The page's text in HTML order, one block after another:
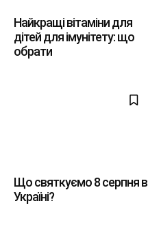
Найкращі вітаміни для
дітей для імунітету: що
обрати
Що святкуємо 8 серпня в
Україні?